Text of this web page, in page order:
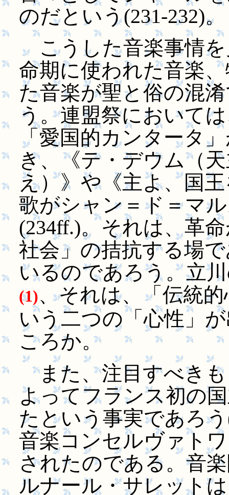
のだという(231-232)。
こうした音楽事情を
命期に使われた音楽
た音楽が聖と俗の混
う。連盟祭において
「愛国的カンタータ
き、《テ・デウム（
え）》や《主よ、国
歌がシャン＝ド＝マ
(234ff.)。それは、革
社会」の拮抗する場
いるのであろう。立
(1)、それは、「伝統
いう二つの「心性」
ころか。
また、注目すべき
よってフランス初の
たという事実であろ
音楽コンセルヴァト
されたのである。音
ルナール・サレット